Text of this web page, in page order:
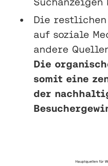
Die restlichen
auf soziale
andere
Die
somit eine
der